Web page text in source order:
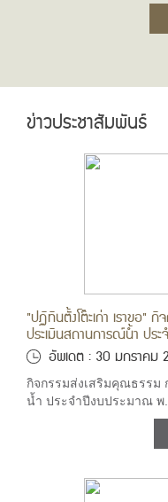
ข่าวประชาสัมพันธ์
"ปฏิทินตั้งโต๊ะเก่า เราขอ"
ประเมินสถานการณ์น้ำ ปร
อัพเดต : 30 มกราคม
กิจกรรมส่งเสริมคุณธรรม
น้ำ ประจำปีงบประมาณ พ.